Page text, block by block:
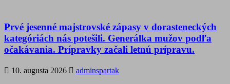
Prvé jesenné majstrovské zápasy v dorasteneckých
kategóriách nás potešili. Generálka mužov podľa
očakávania. Prípravky začali letnú prípravu.
10. augusta 2026 adminspartak